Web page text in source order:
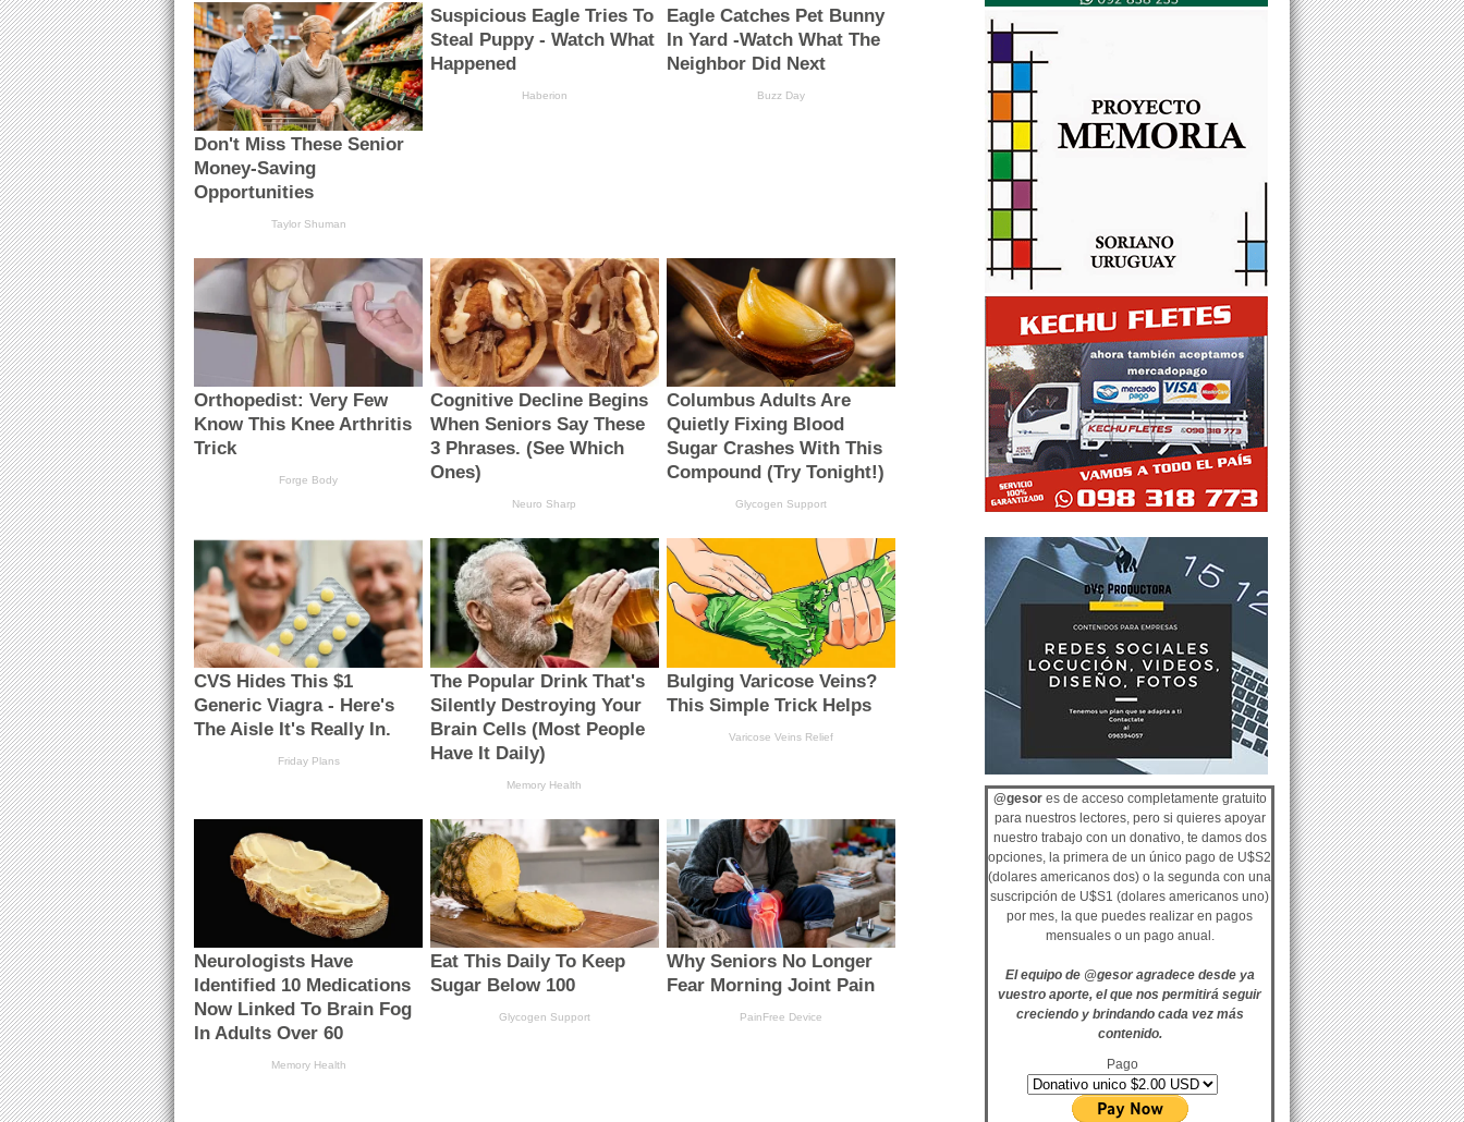
@gesores de acceso completamente gratuito
para nuestros lectores, pero si quieres apoyar
nuestro trabajo con un donativo, te damos dos
opciones, la primera de un único pago de U$S2
(dolares americanos dos) o la segunda con una
suscripción de U$S1 (dolares americanos uno)
por mes, la que puedes realizar en pagos
mensuales o un pago anual.
El equipo de @gesor agradece desde ya
vuestro aporte, el que nos permitirá seguir
creciendo y brindando cada vez más
contenido.
Pago